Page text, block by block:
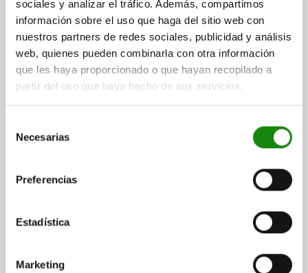
sociales y analizar el tráfico. Además, compartimos
información sobre el uso que haga del sitio web con
nuestros partners de redes sociales, publicidad y análisis
web, quienes pueden combinarla con otra información
que les haya proporcionado o que hayan recopilado a
partir del uso que haya hecho de sus servicios.
Necesarias
Preferencias
Estadística
Marketing
D3=17
H=37 H1=10 H2=23
ALTURA DE EMPUÑADURA=57,5
H4=61,5
A1=90 NÚMERO DE DIENTES=22
Referencia:06410-3081
$183.70
más IVA.
más gastos de envío
DETALLES
06410
ACABADO SATIN., COMP:ACERO